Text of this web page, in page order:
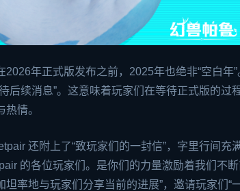
2026年正式版发布之前，2025年也绝非“空白年
后续消息”。这意味着玩家们在等待正式版的
情。
还附上了“致玩家们的一封信”，字里行间
的各位玩家们。是你们的力量激励着我们不
坦率地与玩家们分享当前的进展”，邀请玩家们